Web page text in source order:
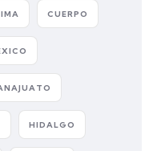
CUERPO
HIDALGO